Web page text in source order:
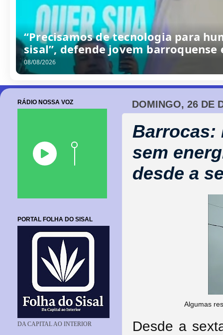
2
0
2
6
DOMINGO, 26 DE
Barrocas:
sem
desde a
Algumas
Desde a
RÁDIO NOSSA VOZ
PORTAL FOLHA DO SISAL
DA CAPITAL AO INTERIOR